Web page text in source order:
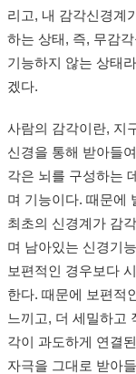
리고, 내 감각신경계
하는 상태, 즉, 무감
기능하지 않는 상태
겠다.
사람의 감각이란, 지
신경을 통해 받아들
각은 뇌를 구성하는
며 기능이다. 때문에
최초의 신경계가 감
며 남아있는 신경기
보편적인 경우보다
한다. 때문에 보편적
느끼고, 더 세밀하고
각이 과도하게 연결
자극을 그대로 받아